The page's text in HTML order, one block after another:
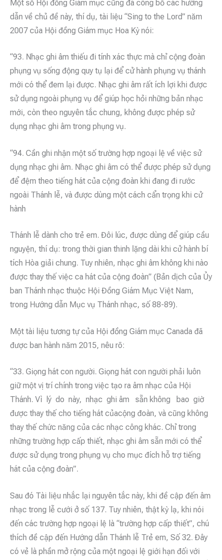
Một số Hội đồng Giám mục cũng đã công bố các hướng
dẫn về chủ đề này, thí dụ, tài liệu “Sing to the Lord” năm
2007 của Hội đồng Giám mục Hoa Kỳ nói:
“93. Nhạc ghi âm thiếu đi tính xác thực mà chỉ cộng đoàn
phụng vụ sống động quy tụ lại để cử hành phụng vụ thánh
mới có thể đem lại được. Nhạc ghi âm rất ích lợi khi được
sử dụng ngoài phụng vụ để giúp học hỏi những bản nhạc
mới, còn theo nguyên tắc chung, không được phép sử
dụng nhạc ghi âm trong phụng vụ.
“94. Cần ghi nhận một số trường hợp ngoại lệ về việc sử
dụng nhạc ghi âm. Nhạc ghi âm có thể được phép sử dụng
để đệm theo tiếng hát của cộng đoàn khi đang đi rước
ngoài Thánh lễ, và được dùng một cách cẩn trọng khi cử
hành
Thánh lễ dành cho trẻ em. Đôi lúc, được dùng để giúp cầu
nguyện, thí dụ: trong thời gian thinh lặng dài khi cử hành bí
tích Hòa giải chung. Tuy nhiên, nhạc ghi âm không khi nào
được thay thế việc ca hát của cộng đoàn” (Bản dịch của Ủy
ban Thánh nhạc thuộc Hội Đồng Giám Mục Việt Nam,
trong Hướng dẫn Mục vụ Thánh nhạc, số 88-89).
Một tài liệu tương tự của Hội đồng Giám mục Canada đã
được ban hành năm 2015, nêu rõ:
“33. Giọng hát con người. Giọng hát con người phải luôn
giữ một vị trí chính trong việc tạo ra âm nhạc của Hội
Thánh. Vì lý do này, nhạc ghi âm sẵn không bao giờ
được thay thế cho tiếng hát củacộng đoàn, và cũng không
thay thế chức năng của các nhạc công khác. Chỉ trong
những trường hợp cấp thiết, nhạc ghi âm sẵn mới có thể
được sử dụng trong phụng vụ cho mục đích hỗ trợ tiếng
hát của cộng đoàn”.
Sau đó Tài liệu nhắc lại nguyên tắc này, khi đề cập đến âm
nhạc trong lễ cưới ở số 137. Tuy nhiên, thật kỳ lạ, khi nói
đến các trường hợp ngoại lệ là “trường hợp cấp thiết”, chú
thích đề cập đến Hướng dẫn Thánh lễ Trẻ em, Số 32. Đây
có vẻ là phần mở rộng của một ngoại lệ giới hạn đối với